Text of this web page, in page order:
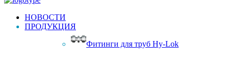
НОВОСТИ
ПРОДУКЦИЯ
Фитинги для труб Hy-Lok